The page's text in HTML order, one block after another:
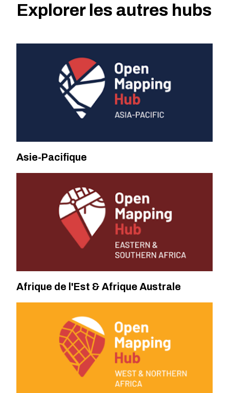
Explorer les autres hubs
Asie-Pacifique
Afrique de l'Est & Afrique Australe